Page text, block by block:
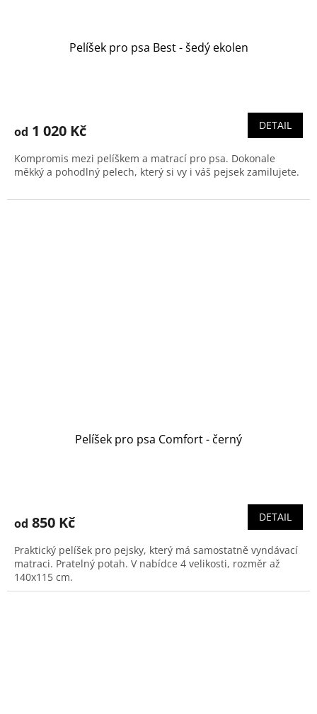
Pelíšek pro psa Best - šedý ekolen
od 1 020 Kč DETAIL
Kompromis mezi pelíškem a matrací pro psa. Dokonale
měkký a pohodlný pelech, který si vy i váš pejsek zamilujete.
Pelíšek pro psa Comfort - černý
od 850 Kč DETAIL
Praktický pelíšek pro pejsky, který má samostatně vyndávací
matraci. Pratelný potah. V nabídce 4 velikosti, rozměr až
140x115 cm.